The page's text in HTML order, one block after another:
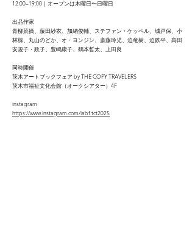
12:00–19:00｜オープンは木曜日〜日曜日
出品作家
青柳菜摘、藤田紗衣、加納俊輔、ステファン・ケッペル、城戸保、小
林椋、丸山のどか、オ・ヨンジン、斎藤玲児、迫竜樹、迫鉄平、髙田
安規子・政子、豊嶋康子、鶴本哲太、上田良
同時開催
茨木アートブックフェア by THE COPY TRAVELERS
茨木市福祉文化会館（オークシアター）4F
instagram
https://www.instagram.com/iabf.tct2025